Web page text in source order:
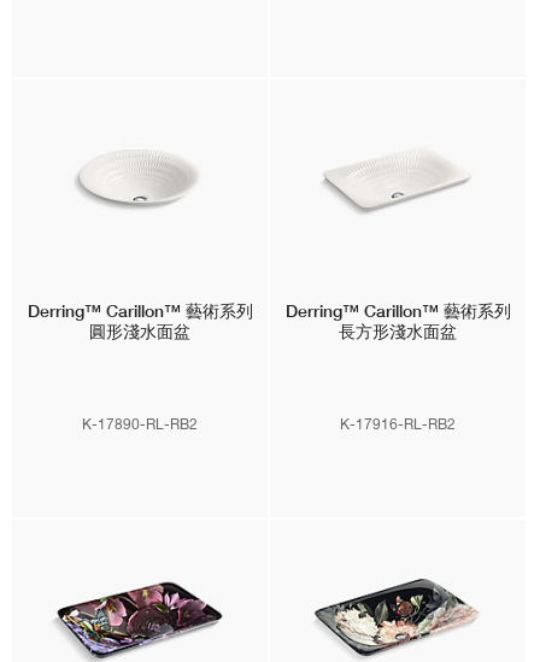
Derring™ Carillon™ 藝術系列
圓形淺水面盆
K-17890-RL-RB2
Derring™ Carillon™ 藝術系列
長方形淺水面盆
K-17916-RL-RB2